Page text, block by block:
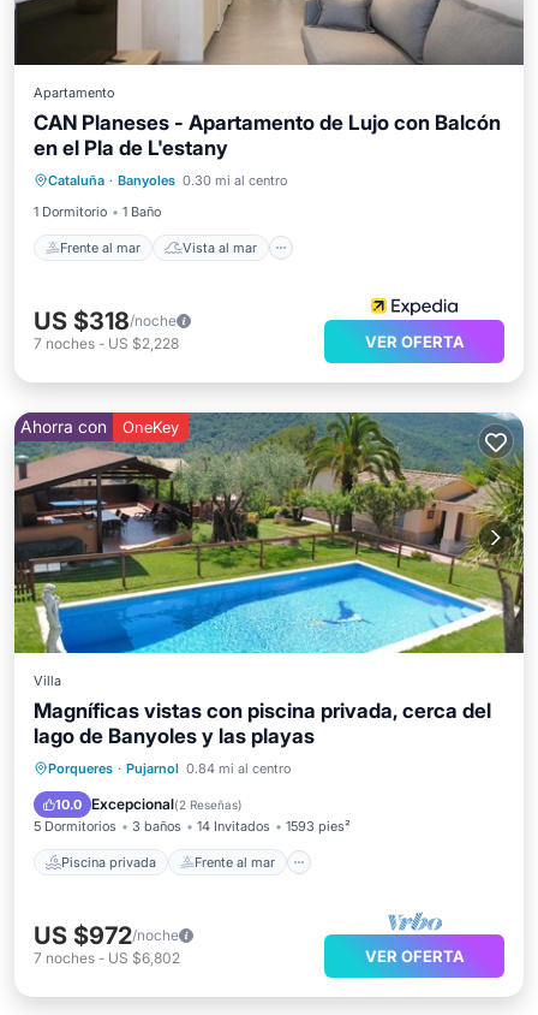
Apartamento
CAN Planeses - Apartamento de Lujo con Balcón
en el Pla de L'estany
Cataluña · Banyoles 0.30 mi al centro
1 Dormitorio
1 Baño
Frente al mar Vista al mar
Frente al mar
Cocina
US $318/noche
7 noches - US $2,228 VER OFERTA
Ahorra con OneKey
Villa
Magníficas vistas con piscina privada, cerca del
lago de Banyoles y las playas
Porqueres · Pujarnol 0.84 mi al centro
10.0 Excepcional(2 Reseñas)
5 Dormitorios 3 baños 14 Invitados 1593 pies²
Piscina privada Frente al mar
Piscina privada
Frente al mar
Aparcamiento
US $972/noche
7 noches - US $6,802 VER OFERTA